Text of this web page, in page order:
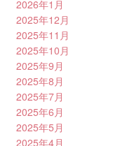
2026年1月
2025年12月
2025年11月
2025年10月
2025年9月
2025年8月
2025年7月
2025年6月
2025年5月
2025年4月